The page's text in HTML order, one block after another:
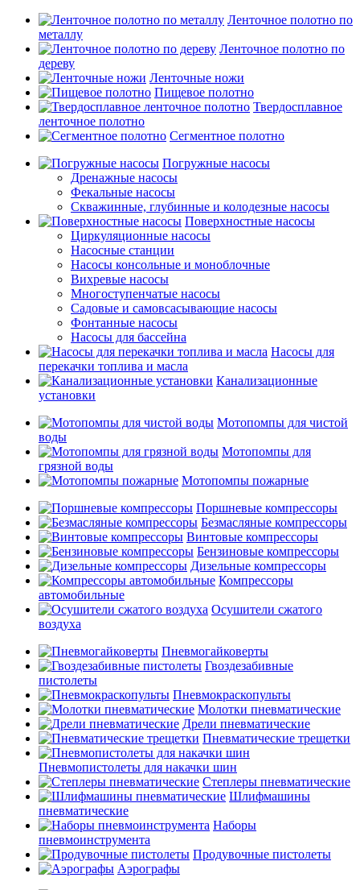
Ленточное полотно по
металлу
Ленточное полотно по
дереву
Ленточные ножи
Пищевое полотно
Твердосплавное
ленточное полотно
Сегментное полотно
Погружные насосы
Дренажные насосы
Фекальные насосы
Скважинные, глубинные и колодезные насосы
Поверхностные насосы
Циркуляционные насосы
Насосные станции
Насосы консольные и моноблочные
Вихревые насосы
Многоступенчатые насосы
Садовые и самовсасывающие насосы
Фонтанные насосы
Насосы для бассейна
Насосы для
перекачки топлива и масла
Канализационные
установки
Мотопомпы для чистой
воды
Мотопомпы для
грязной воды
Мотопомпы пожарные
Поршневые компрессоры
Безмасляные компрессоры
Винтовые компрессоры
Бензиновые компрессоры
Дизельные компрессоры
Компрессоры
автомобильные
Осушители сжатого
воздуха
Пневмогайковерты
Гвоздезабивные
пистолеты
Пневмокраскопульты
Молотки пневматические
Дрели пневматические
Пневматические трещетки
Пневмопистолеты для накачки шин
Степлеры пневматические
Шлифмашины
пневматические
Наборы
пневмоинструмента
Продувочные пистолеты
Аэрографы